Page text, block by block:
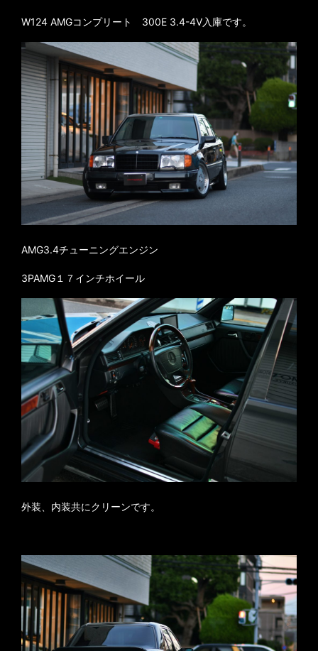
W124 AMGコンプリート 300E 3.4-4V入庫です。
AMG3.4チューニングエンジン
3PAMG１７インチホイール
外装、内装共にクリーンです。